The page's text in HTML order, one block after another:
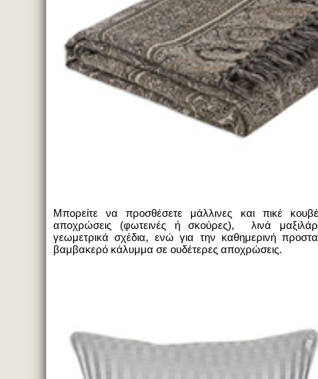
Μπορείτε να προσθέσετε μάλλινες και πικέ
αποχρώσεις (φωτεινές ή σκούρες), λινά
γεωμετρικά σχέδια, ενώ για την καθημερινή
βαμβακερό κάλυμμα σε ουδέτερες αποχρώσεις.